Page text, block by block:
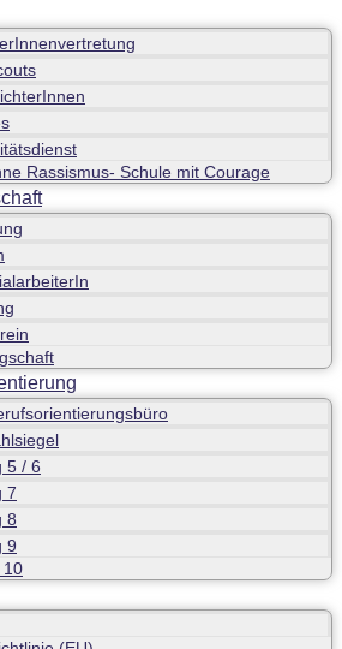
Rassismus- Schule mit Courage
5 / 6
7
8
9
10